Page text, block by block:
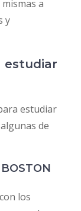
a
y
estudiar
estudiar
de
los